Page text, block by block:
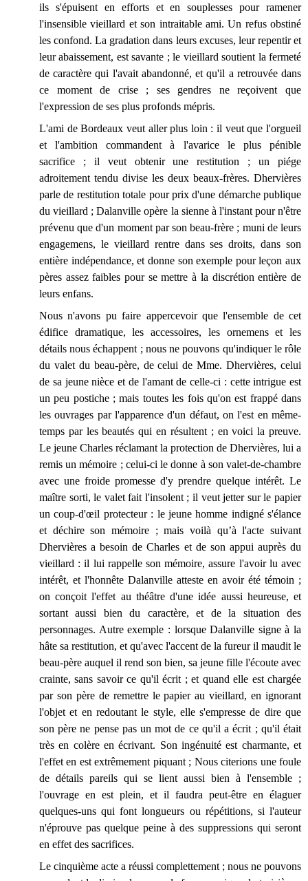
ils s'épuisent en efforts et en souplesses pour ramener
l'insensible vieillard et son intraitable ami. Un refus obstiné
les confond. La gradation dans leurs excuses, leur repentir et
leur abaissement, est savante ; le vieillard soutient la fermeté
de caractère qui l'avait abandonné, et qu'il a retrouvée dans
ce moment de crise ; ses gendres ne reçoivent que
l'expression de ses plus profonds mépris.
L'ami de Bordeaux veut aller plus loin : il veut que l'orgueil
et l'ambition commandent à l'avarice le plus pénible
sacrifice ; il veut obtenir une restitution ; un piége
adroitement tendu divise les deux beaux-frères. Dhervières
parle de restitution totale pour prix d'une démarche publique
du vieillard ; Dalanville opère la sienne à l'instant pour n'être
prévenu que d'un moment par son beau-frère ; muni de leurs
engagemens, le vieillard rentre dans ses droits, dans son
entière indépendance, et donne son exemple pour leçon aux
pères assez faibles pour se mettre à la discrétion entière de
leurs enfans.
Nous n'avons pu faire appercevoir que l'ensemble de cet
édifice dramatique, les accessoires, les ornemenset les
détails nous échappent ; nous ne pouvons qu'indiquer le rôle
du valet du beau-père, de celui de Mme. Dhervières, celui
de sa jeune nièce et de l'amant de celle-ci : cette intrigue est
un peu postiche ; mais toutes les fois qu'on est frappé dans
les ouvrages par l'apparence d'un défaut, on l'est en même-
temps par les beautés qui en résultent ; en voici la preuve.
Le jeune Charles réclamant la protection de Dhervières, lui a
remis un mémoire ; celui-ci le donne à son valet-de-chambre
avec une froide promesse d'y prendre quelque intérêt. Le
maître sorti, le valet fait l'insolent ; il veut jetter sur le papier
un coup-d'œil protecteur : le jeune homme indigné s'élance
et déchire son mémoire ; mais voilà qu’à l'acte suivant
Dhervières a besoin de Charles et de son appui auprès du
vieillard : il lui rappelle son mémoire, assure l'avoir lu avec
intérêt, et l'honnête Dalanville atteste en avoir été témoin ;
on conçoit l'effet au théâtre d'une idée aussi heureuse, et
sortant aussi bien du caractère, et de la situation des
personnages. Autre exemple : lorsque Dalanville signe à la
hâte sa restitution, et qu'avec l'accent de la fureur il maudit le
beau-père auquel il rend son bien, sa jeune fille l'écoute avec
crainte, sans savoir ce qu'il écrit ; et quand elle est chargée
par son père de remettre le papier au vieillard, en ignorant
l'objet et en redoutant le style, elle s'empresse de dire que
son père ne pense pas un mot de ce qu'il a écrit ; qu'il était
très en colère en écrivant. Son ingénuité est charmante, et
l'effet en est extrêmement piquant ; Nous citerions une foule
de détails pareils qui se lient aussi bien à l'ensemble ;
l'ouvrage en est plein, et il faudra peut-être en élaguer
quelques-uns qui font longueurs ou répétitions, si l'auteur
n'éprouve pas quelque peine à des suppressions qui seront
en effet des sacrifices.
Le cinquième acte a réussi complettement ; nous ne pouvons